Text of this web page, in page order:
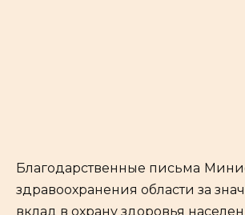
Благодарственные письма
здравоохранения области за
вклад в охрану здоровья